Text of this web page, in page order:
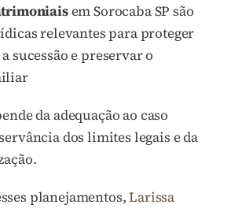
em Sorocaba SP são
relevantes para proteger
sucessão e preservar o
da adequação ao caso
dos limites legais e da
planejamentos,Larissa